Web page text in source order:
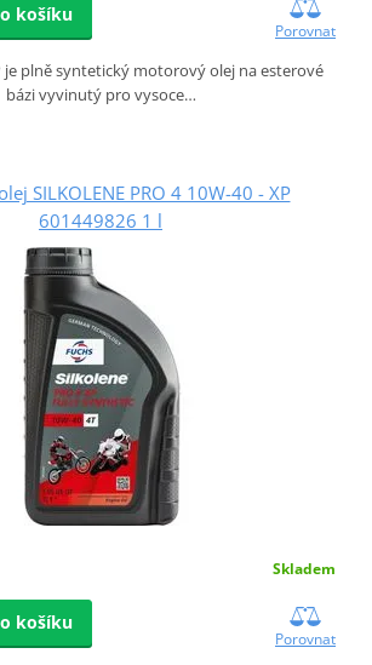
košíku
Porovnat
je plně syntetický motorový olej na esterové
bázi vyvinutý pro vysoce…
SILKOLENE PRO 4 10W-40 - XP
601449826 1 l
Skladem
košíku
Porovnat